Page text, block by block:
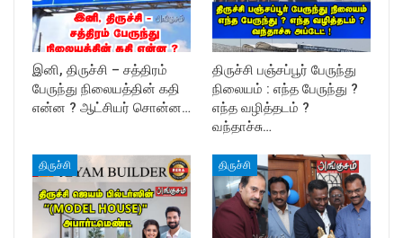
இனி, திருச்சி – சத்திரம்
பேருந்து நிலையத்தின் கதி
என்ன ? ஆட்சியர் சொன்ன…
திருச்சி பஞ்சப்பூர் பேருந்து
நிலையம் : எந்த பேருந்து ?
எந்த வழித்தடம் ?
வந்தாச்சு…
திருச்சி திருச்சி